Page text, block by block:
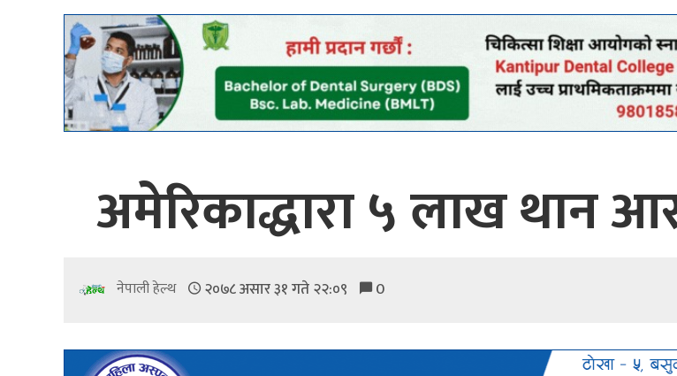
अमेरिकाद्धारा ५ लाख थान
नेपाली हेल्थ २०७८ असार ३१ गते २२:०९ 0